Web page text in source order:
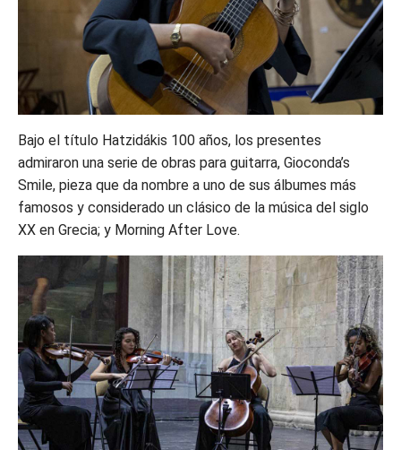
Bajo el título Hatzidákis 100 años, los presentes
admiraron una serie de obras para guitarra, Gioconda’s
Smile, pieza que da nombre a uno de sus álbumes más
famosos y considerado un clásico de la música del siglo
XX en Grecia; y Morning After Love.